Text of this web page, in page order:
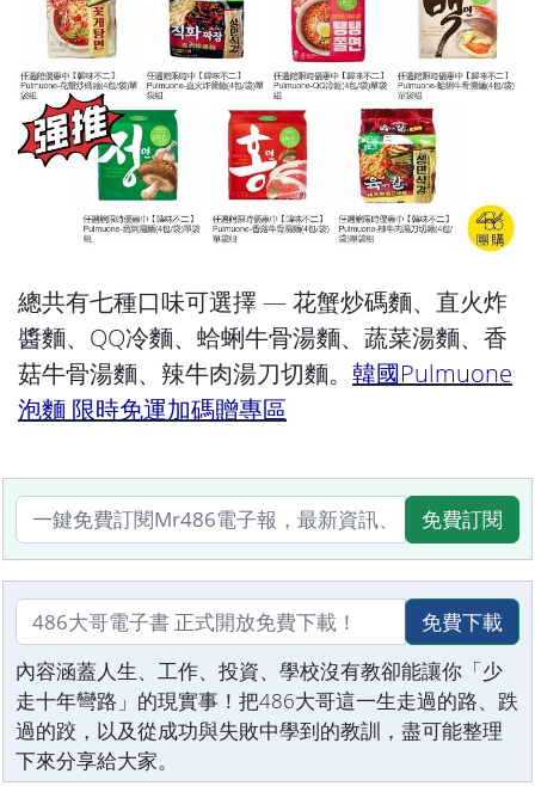
總共有七種口味可選擇 — 花蟹炒碼麵、直火炸
醬麵、QQ冷麵、蛤蜊牛骨湯麵、蔬菜湯麵、香
菇牛骨湯麵、辣牛肉湯刀切麵。 韓國Pulmuone
泡麵 限時免運加碼贈專區
免費訂閱
免費下載
內容涵蓋人生、工作、投資、學校沒有教卻能讓你「少
走十年彎路」的現實事！把486大哥這一生走過的路、跌
過的跤，以及從成功與失敗中學到的教訓，盡可能整理
下來分享給大家。